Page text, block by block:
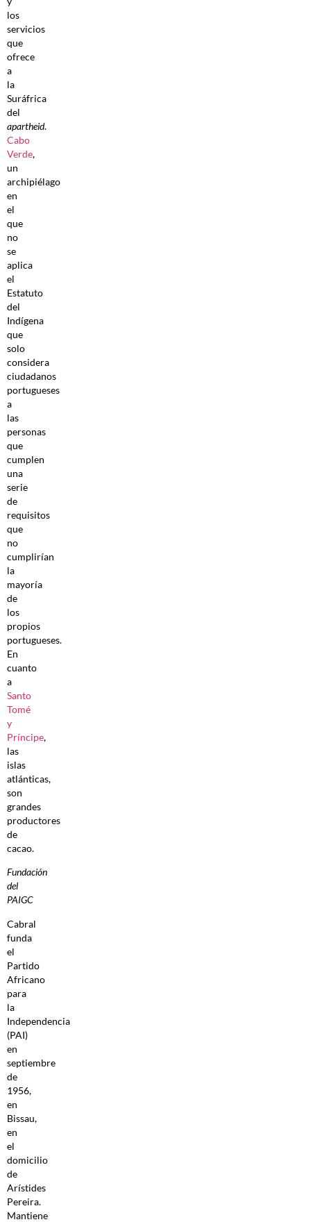
los
servicios
que
ofrece
a
la
Suráfrica
del
apartheid.
Cabo
Verde,
un
archipiélago
en
el
que
no
se
aplica
el
Estatuto
del
Indígena
que
solo
considera
ciudadanos
portugueses
a
las
personas
que
cumplen
una
serie
de
requisitos
que
no
cumplirían
la
mayoría
de
los
propios
portugueses.
En
cuanto
a
Santo
Tomé
y
Príncipe,
las
islas
atlánticas,
son
grandes
productores
de
cacao.
Fundación
del
PAIGC
Cabral
funda
el
Partido
Africano
para
la
Independencia
(PAI)
en
septiembre
de
1956,
en
Bissau,
en
el
domicilio
de
Arístides
Pereira.
Mantiene